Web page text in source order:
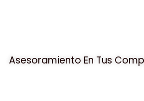
Asesoramiento En Tus